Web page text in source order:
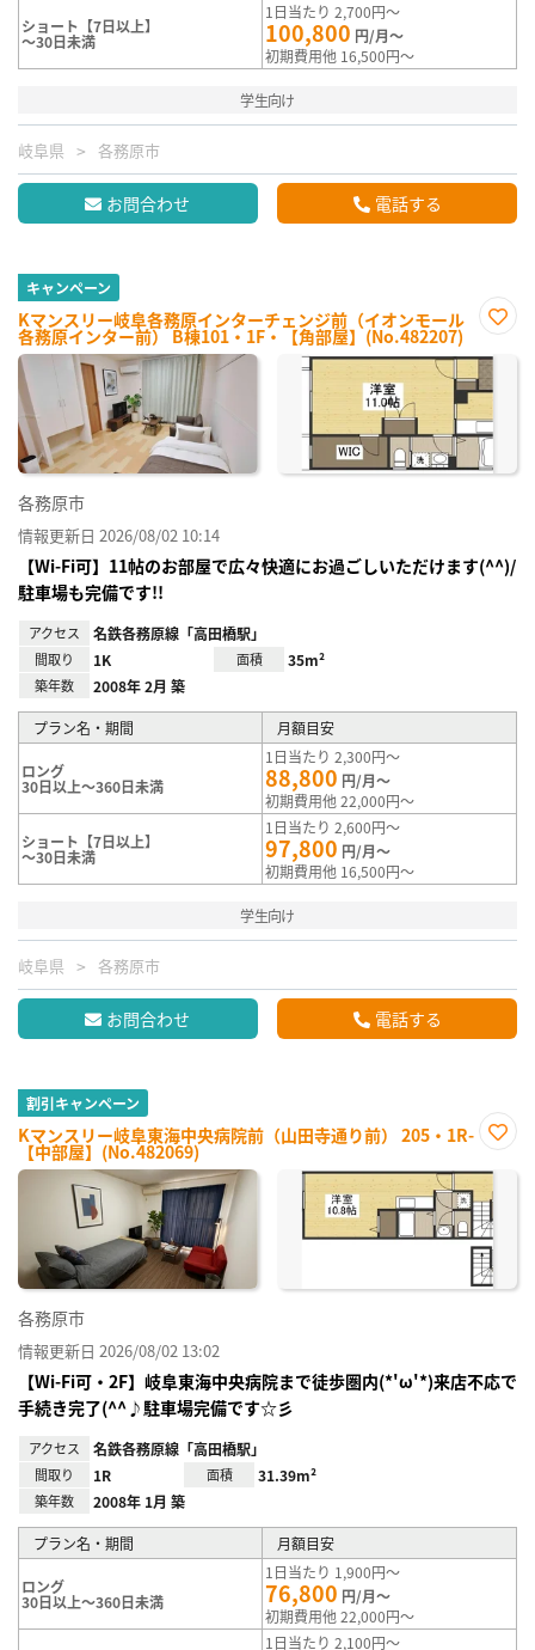
ショート【7日以上】
～30日未満
1日当たり 2,700円～
100,800 円/月～
初期費用他 16,500円～
学生向け
岐阜県 各務原市
お問合わせ 電話する
キャンペーン
Kマンスリー岐阜各務原インターチェンジ前（イオンモール
各務原インター前） B棟101・1F・【角部屋】(No.482207)
に入
り登
録
各務原市
情報更新日 2026/08/02 10:14
【Wi-Fi可】11帖のお部屋で広々快適にお過ごしいただけます(^^)/
駐車場も完備です!!
アクセス 名鉄各務原線「高田橋駅」
間取り 1K 面積 35m²
築年数 2008年 2月 築
プラン名・期間 月額目安
ロング
30日以上～360日未満
1日当たり 2,300円～
88,800 円/月～
初期費用他 22,000円～
ショート【7日以上】
～30日未満
1日当たり 2,600円～
97,800 円/月～
初期費用他 16,500円～
学生向け
岐阜県 各務原市
お問合わせ 電話する
割引キャンペーン
Kマンスリー岐阜東海中央病院前（山田寺通り前） 205・1R-
【中部屋】(No.482069)
に入
り登
録
各務原市
情報更新日 2026/08/02 13:02
【Wi-Fi可・2F】岐阜東海中央病院まで徒歩圏内(*'ω'*)来店不応で
手続き完了(^^♪駐車場完備です☆彡
アクセス 名鉄各務原線「高田橋駅」
間取り 1R 面積 31.39m²
築年数 2008年 1月 築
プラン名・期間 月額目安
ロング
30日以上～360日未満
1日当たり 1,900円～
76,800 円/月～
初期費用他 22,000円～
1日当たり 2,100円～